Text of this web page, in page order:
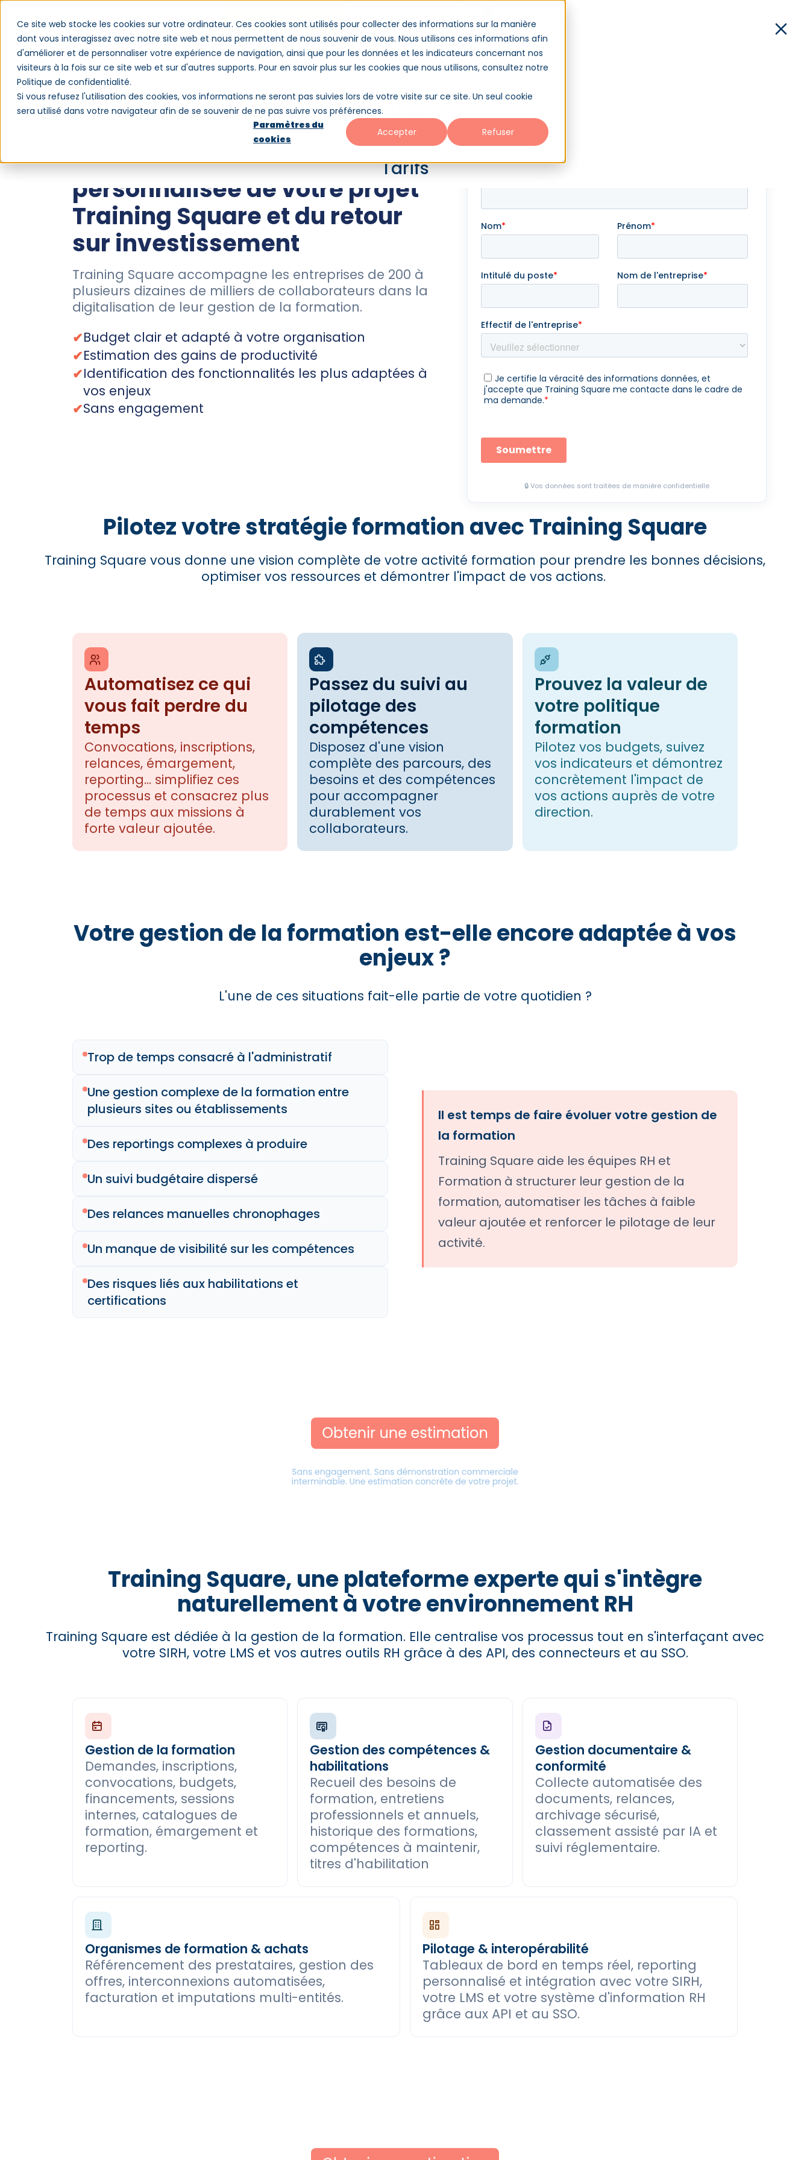
Ce site web stocke les cookies sur votre ordinateur. Ces cookies sont utilisés pour collecter des informations sur la manière
dont vous interagissez avec notre site web et nous permettent de nous souvenir de vous. Nous utilisons ces informations afin
d'améliorer et de personnaliser votre expérience de navigation, ainsi que pour les données et les indicateurs concernant nos
visiteurs à la fois sur ce site web et sur d'autres supports. Pour en savoir plus sur les cookies que nous utilisons, consultez notre
Politique de confidentialité.
Si vous refusez l'utilisation des cookies, vos informations ne seront pas suivies lors de votre visite sur ce site. Un seul cookie
sera utilisé dans votre navigateur afin de se souvenir de ne pas suivre vos préférences.
Paramètres du
cookies
Accepter Refuser
LogicielClientsBlogQui sommes-nous ?PartenairesTarifs
Logiciel
Clients
Qui sommes-nous ?
Partenaires
Tarifs
Obtenez une estimation
personnalisée de votre projet
Training Square et du retour
sur investissement
Training Square accompagne les entreprises de 200 à
plusieurs dizaines de milliers de collaborateurs dans la
digitalisation de leur gestion de la formation.
Budget clair et adapté à votre organisation
Estimation des gains de productivité
Identification des fonctionnalités les plus adaptées à
vos enjeux
Sans engagement
Obtenir mon estimation personnalisée
Réponse immédiate sur votre projet, suivi du conseil d'un expert
🔒 Vos données sont traitées de manière confidentielle
Pilotez votre stratégie formation avec Training Square
Training Square vous donne une vision complète de votre activité formation pour prendre les bonnes décisions,
optimiser vos ressources et démontrer l'impact de vos actions.
Automatisez ce qui
vous fait perdre du
temps
Convocations, inscriptions,
relances, émargement,
reporting… simplifiez ces
processus et consacrez plus
de temps aux missions à
forte valeur ajoutée.
Passez du suivi au
pilotage des
compétences
Disposez d'une vision
complète des parcours, des
besoins et des compétences
pour accompagner
durablement vos
collaborateurs.
Prouvez la valeur de
votre politique
formation
Pilotez vos budgets, suivez
vos indicateurs et démontrez
concrètement l'impact de
vos actions auprès de votre
direction.
Votre gestion de la formation est-elle encore adaptée à vos
enjeux ?
L'une de ces situations fait-elle partie de votre quotidien ?
Trop de temps consacré à l'administratif
Une gestion complexe de la formation entre
plusieurs sites ou établissements
Des reportings complexes à produire
Un suivi budgétaire dispersé
Des relances manuelles chronophages
Un manque de visibilité sur les compétences
Des risques liés aux habilitations et
certifications
Il est temps de faire évoluer votre gestion de
la formation
Training Square aide les équipes RH et
Formation à structurer leur gestion de la
formation, automatiser les tâches à faible
valeur ajoutée et renforcer le pilotage de leur
activité.
Training Square, une plateforme experte qui s'intègre
naturellement à votre environnement RH
Training Square est dédiée à la gestion de la formation. Elle centralise vos processus tout en s'interfaçant avec
votre SIRH, votre LMS et vos autres outils RH grâce à des API, des connecteurs et au SSO.
Gestion de la formation
Demandes, inscriptions,
convocations, budgets,
financements, sessions
internes, catalogues de
formation, émargement et
reporting.
Gestion des compétences &
habilitations
Recueil des besoins de
formation, entretiens
professionnels et annuels,
historique des formations,
compétences à maintenir,
titres d'habilitation
Gestion documentaire &
conformité
Collecte automatisée des
documents, relances,
archivage sécurisé,
classement assisté par IA et
suivi réglementaire.
Organismes de formation & achats
Référencement des prestataires, gestion des
offres, interconnexions automatisées,
facturation et imputations multi-entités.
Pilotage & interopérabilité
Tableaux de bord en temps réel, reporting
personnalisé et intégration avec votre SIRH,
votre LMS et votre système d'information RH
grâce aux API et au SSO.